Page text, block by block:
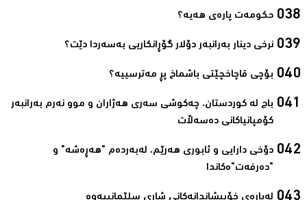
حكومه‌ت پاره‌ی‌ هه‌یه‌؟‌
نرخی دینار بەرانبەر دۆلار گۆڕانکاریی بەسەردا دێت؟‌
بۆچی قاچاخچێتی‌ باشماخ پڕ مەترسییە؟‌
باج لە کوردستان، چەکوشى سەرى هەژاران و موو نەرم بەرانبەر
کۆمپانیاکانى دەسەڵات‌
دۆخی‌ دارایی‌ و ئابوری‌ هەرێم، لەبەردەم "هەڕەشە" و
"دەرفەت"ەکاندا‌